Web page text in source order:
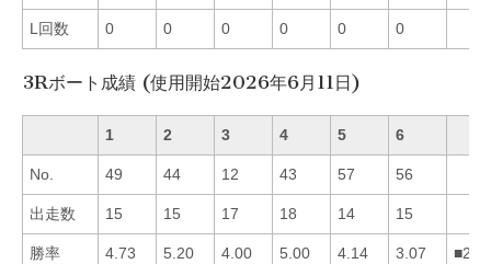
L回数 0 0 0 0 0 0
3Rボート成績 (使用開始2026年6月11日)
1 2 3 4 5 6
No. 49 44 12 43 57 56
出走数 15 15 17 18 14 15
勝率 4.73 5.20 4.00 5.00 4.14 3.07